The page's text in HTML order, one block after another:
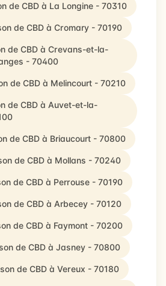
de CBD à La Longine - 70310
de CBD à Cromary - 70190
de CBD à Crevans-et-la-
- 70400
de CBD à Melincourt - 70210
de CBD à Auvet-et-la-
de CBD à Briaucourt - 70800
de CBD à Mollans - 70240
de CBD à Perrouse - 70190
de CBD à Arbecey - 70120
de CBD à Faymont - 70200
de CBD à Jasney - 70800
de CBD à Vereux - 70180